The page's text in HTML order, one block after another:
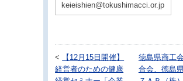
keieishien@tokushimacci.or.jp
<
【12月15日開催】
経営者のための健康
徳島県商工
合会、徳島県